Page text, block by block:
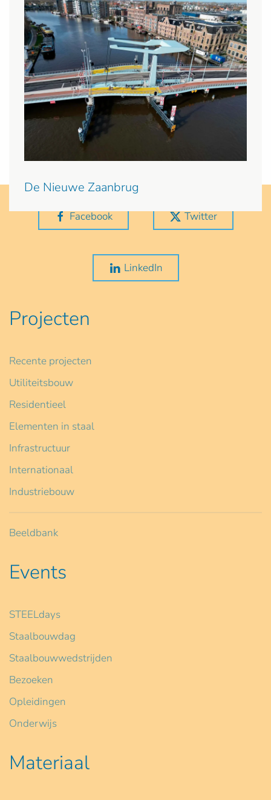
De Nieuwe Zaanbrug
Facebook Twitter
LinkedIn
Projecten
Recente projecten
Utiliteitsbouw
Residentieel
Elementen in staal
Infrastructuur
Internationaal
Industriebouw
Beeldbank
Events
STEELdays
Staalbouwdag
Staalbouwwedstrijden
Bezoeken
Opleidingen
Onderwijs
Materiaal